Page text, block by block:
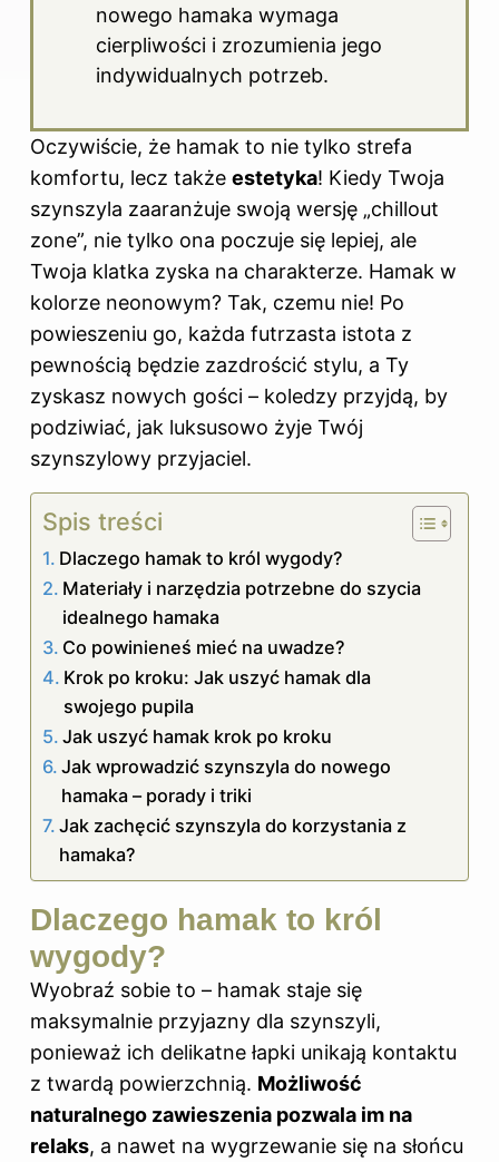
nowego hamaka wymaga
cierpliwości i zrozumienia jego
indywidualnych potrzeb.
Oczywiście, że hamak to nie tylko strefa
komfortu, lecz także estetyka! Kiedy Twoja
szynszyla zaaranżuje swoją wersję „chillout
zone”, nie tylko ona poczuje się lepiej, ale
Twoja klatka zyska na charakterze. Hamak w
kolorze neonowym? Tak, czemu nie! Po
powieszeniu go, każda futrzasta istota z
pewnością będzie zazdrościć stylu, a Ty
zyskasz nowych gości – koledzy przyjdą, by
podziwiać, jak luksusowo żyje Twój
szynszylowy przyjaciel.
Spis treści
Dlaczego hamak to król wygody?
Materiały i narzędzia potrzebne do szycia
idealnego hamaka
Co powinieneś mieć na uwadze?
Krok po kroku: Jak uszyć hamak dla
swojego pupila
Jak uszyć hamak krok po kroku
Jak wprowadzić szynszyla do nowego
hamaka – porady i triki
Jak zachęcić szynszyla do korzystania z
hamaka?
Dlaczego hamak to król
wygody?
Wyobraź sobie to – hamak staje się
maksymalnie przyjazny dla szynszyli,
ponieważ ich delikatne łapki unikają kontaktu
z twardą powierzchnią. Możliwość
naturalnego zawieszenia pozwala im na
relaks, a nawet na wygrzewanie się na słońcu